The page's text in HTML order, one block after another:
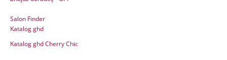
Salon Finder
Katalog ghd
Katalog ghd Cherry Chic